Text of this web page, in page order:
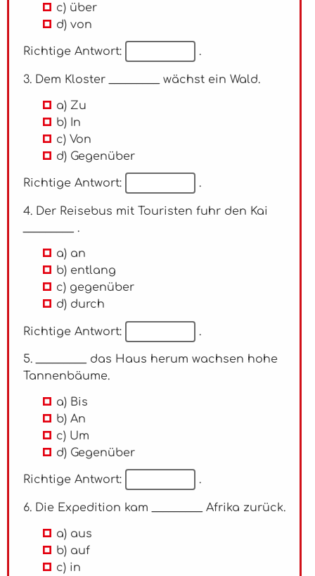
c) über
d) von
Richtige Antwort: .
3. Dem Kloster _________ wächst ein Wald.
a) Zu
b) In
c) Von
d) Gegenüber
Richtige Antwort: .
4. Der Reisebus mit Touristen fuhr den Kai
_________ .
a) an
b) entlang
c) gegenüber
d) durch
Richtige Antwort: .
5. _________ das Haus herum wachsen hohe
Tannenbäume.
a) Bis
b) An
c) Um
d) Gegenüber
Richtige Antwort: .
6. Die Expedition kam _________ Afrika zurück.
a) aus
b) auf
c) in